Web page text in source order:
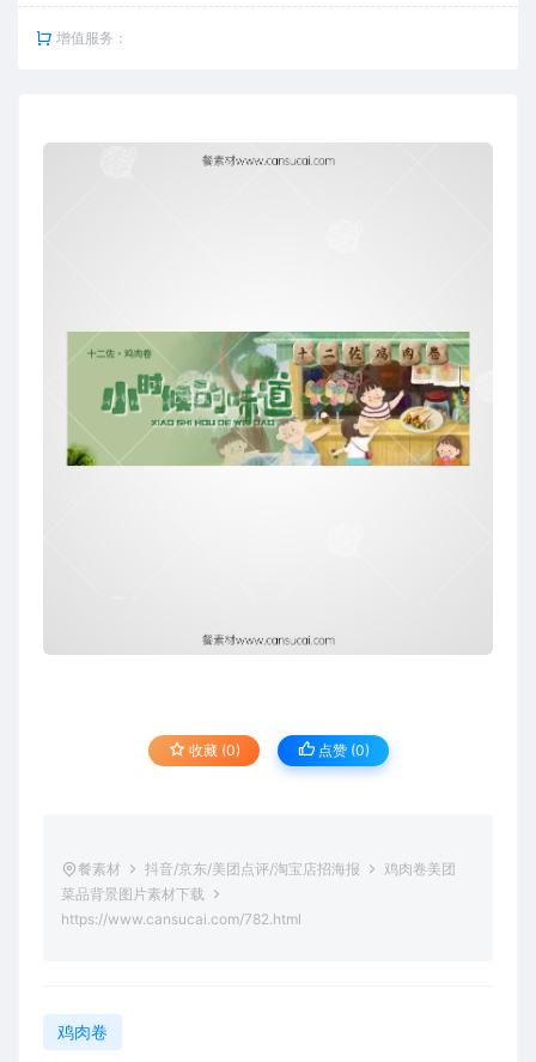
增值服务：
收藏 (0) 点赞 (0)
餐素材 抖音/京东/美团点评/淘宝店招海报
鸡肉卷美团
菜品背景图片素材下载
https://www.cansucai.com/782.html
鸡肉卷